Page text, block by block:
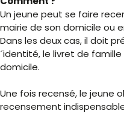
Un jeune peut se faire
mairie de son domicile ou
Dans les deux cas, il doit
´identité, le livret de
domicile.
Une fois recensé, le
recensement